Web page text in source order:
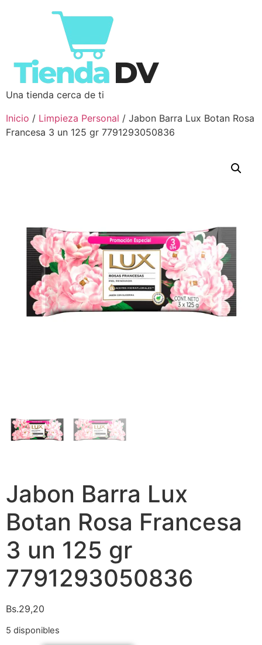
Una tienda cerca de ti
Inicio / Limpieza Personal / Jabon Barra Lux Botan Rosa
Francesa 3 un 125 gr 7791293050836
Jabon Barra Lux
Botan Rosa Francesa
3 un 125 gr
7791293050836
Bs.29,20
5 disponibles